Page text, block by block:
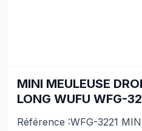
MINI MEULEUSE
LONG WUFU WFG-
Référence :WFG-3221